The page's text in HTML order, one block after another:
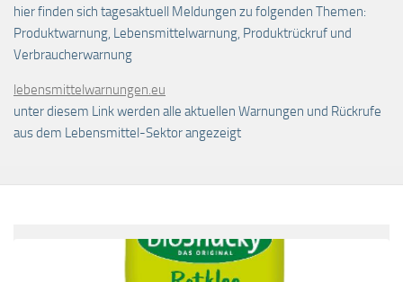
hier finden sich tagesaktuell Meldungen zu folgenden Themen:
Produktwarnung, Lebensmittelwarnung, Produktrückruf und
Verbraucherwarnung
lebensmittelwarnungen.eu
unter diesem Link werden alle aktuellen Warnungen und Rückrufe
aus dem Lebensmittel-Sektor angezeigt